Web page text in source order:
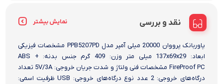
نقد و بررسی نمایش بیشتر
پاوربانک پرووان 20000 میلی آمپر مدل PPB5207PD مشخصات فیزیکی
ابعاد: 137x69x29 میلی متر وزن: 409 گرم جنس بدنه: ABS +
FireProof PC مشخصات فنی ولتاژ و شدت جریان خروجی: 5V/3A تعداد
درگاه‌های خروجی: 2 عدد نوع درگاه‌های خروجی: USB ظرفیت اسمی: